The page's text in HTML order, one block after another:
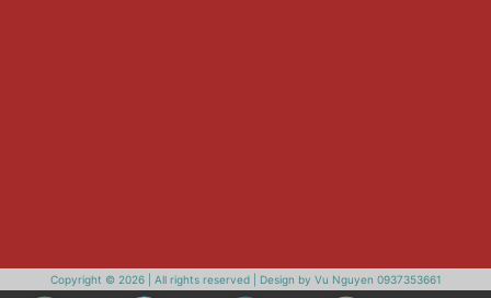
Copyright © 2026 | All rights reserved | Design by Vu Nguyen 0937353661